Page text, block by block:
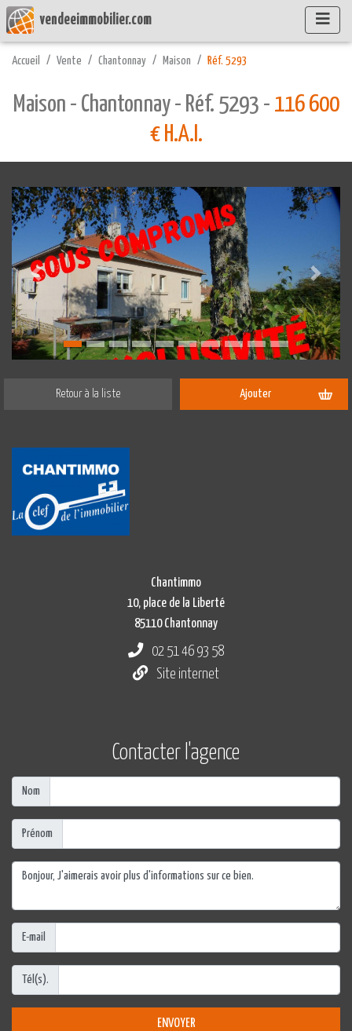
vendeeimmobilier.com
Accueil Vente Chantonnay Maison Réf. 5293
Maison - Chantonnay - Réf. 5293 - 116 600
€ H.A.I.
Précédente
Retour à la liste Ajouter
Chantimmo
10, place de la Liberté
85110 Chantonnay
02 51 46 93 58
Site internet
Contacter l'agence
Nom
Prénom
E-mail
Tél(s).
ENVOYER